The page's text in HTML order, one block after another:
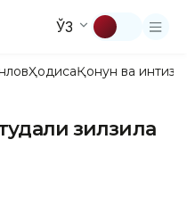
ЎЗ
ҲодисаҚонун ва
зилзила